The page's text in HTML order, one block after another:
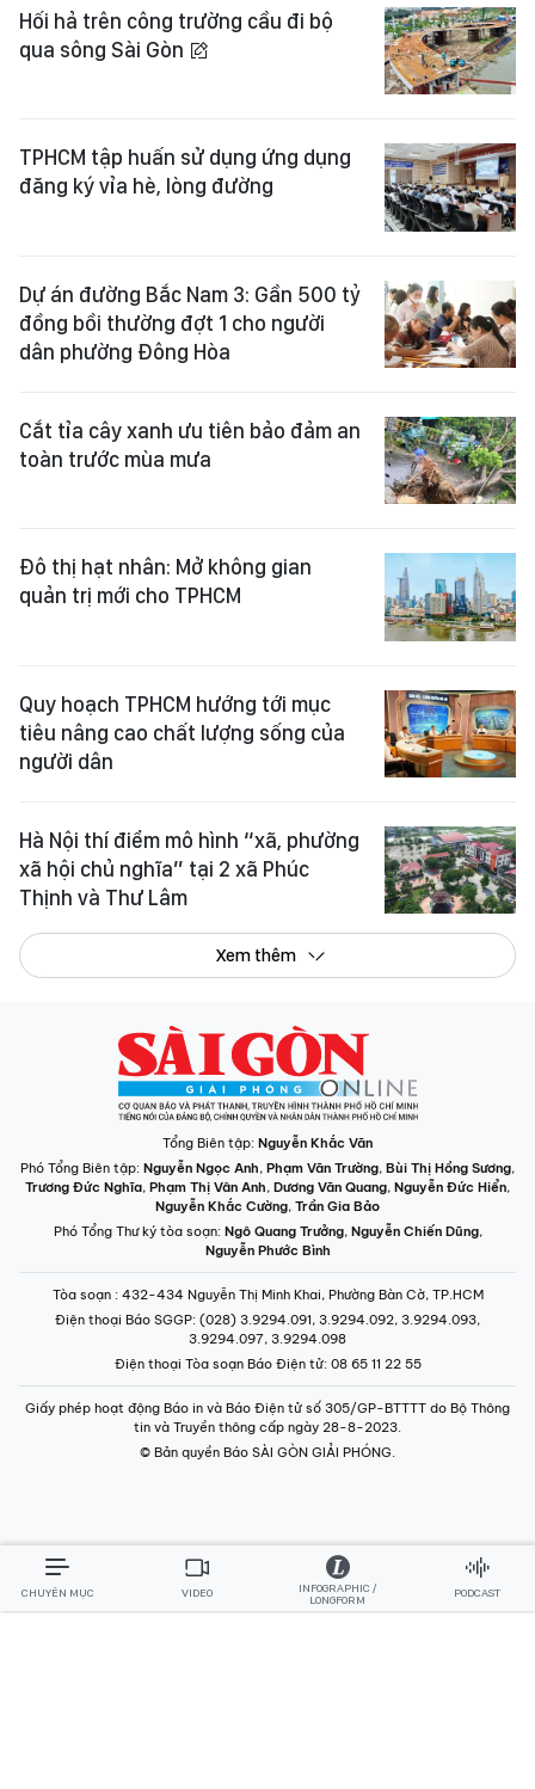
Hối hả trên công trường cầu đi bộ
qua sông Sài Gòn
TPHCM tập huấn sử dụng ứng dụng
đăng ký vỉa hè, lòng đường
Dự án đường Bắc Nam 3: Gần 500 tỷ
đồng bồi thường đợt 1 cho người
dân phường Đông Hòa
Cắt tỉa cây xanh ưu tiên bảo đảm an
toàn trước mùa mưa
Đô thị hạt nhân: Mở không gian
quản trị mới cho TPHCM
Quy hoạch TPHCM hướng tới mục
tiêu nâng cao chất lượng sống của
người dân
Hà Nội thí điểm mô hình “xã, phường
xã hội chủ nghĩa” tại 2 xã Phúc
Thịnh và Thư Lâm
Xem thêm
Tổng Biên tập: Nguyễn Khắc Văn
Phó Tổng Biên tập: Nguyễn Ngọc Anh, Phạm Văn Trường, Bùi Thị Hồng Sương,
Trương Đức Nghĩa, Phạm Thị Vân Anh, Dương Văn Quang, Nguyễn Đức Hiển,
Nguyễn Khắc Cường, Trần Gia Bảo
Phó Tổng Thư ký tòa soạn: Ngô Quang Trưởng, Nguyễn Chiến Dũng,
Nguyễn Phước Bình
Tòa soạn : 432-434 Nguyễn Thị Minh Khai, Phường Bàn Cờ, TP.HCM
Điện thoại Báo SGGP: (028) 3.9294.091, 3.9294.092, 3.9294.093,
3.9294.097, 3.9294.098
Điện thoại Tòa soạn Báo Điện tử: 08 65 11 22 55
Giấy phép hoạt động Báo in và Báo Điện tử số 305/GP-BTTTT do Bộ Thông
tin và Truyền thông cấp ngày 28-8-2023.
© Bản quyền Báo SÀI GÒN GIẢI PHÓNG.
CHUYÊN MỤC VIDEO
INFOGRAPHIC /
LONGFORM
PODCAST